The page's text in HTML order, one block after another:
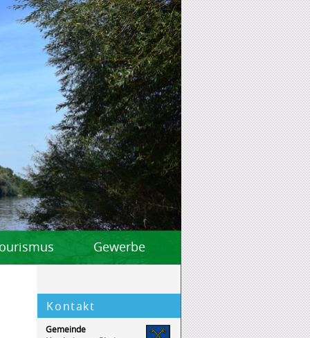
Gewerbe
Kontakt
Gemeinde